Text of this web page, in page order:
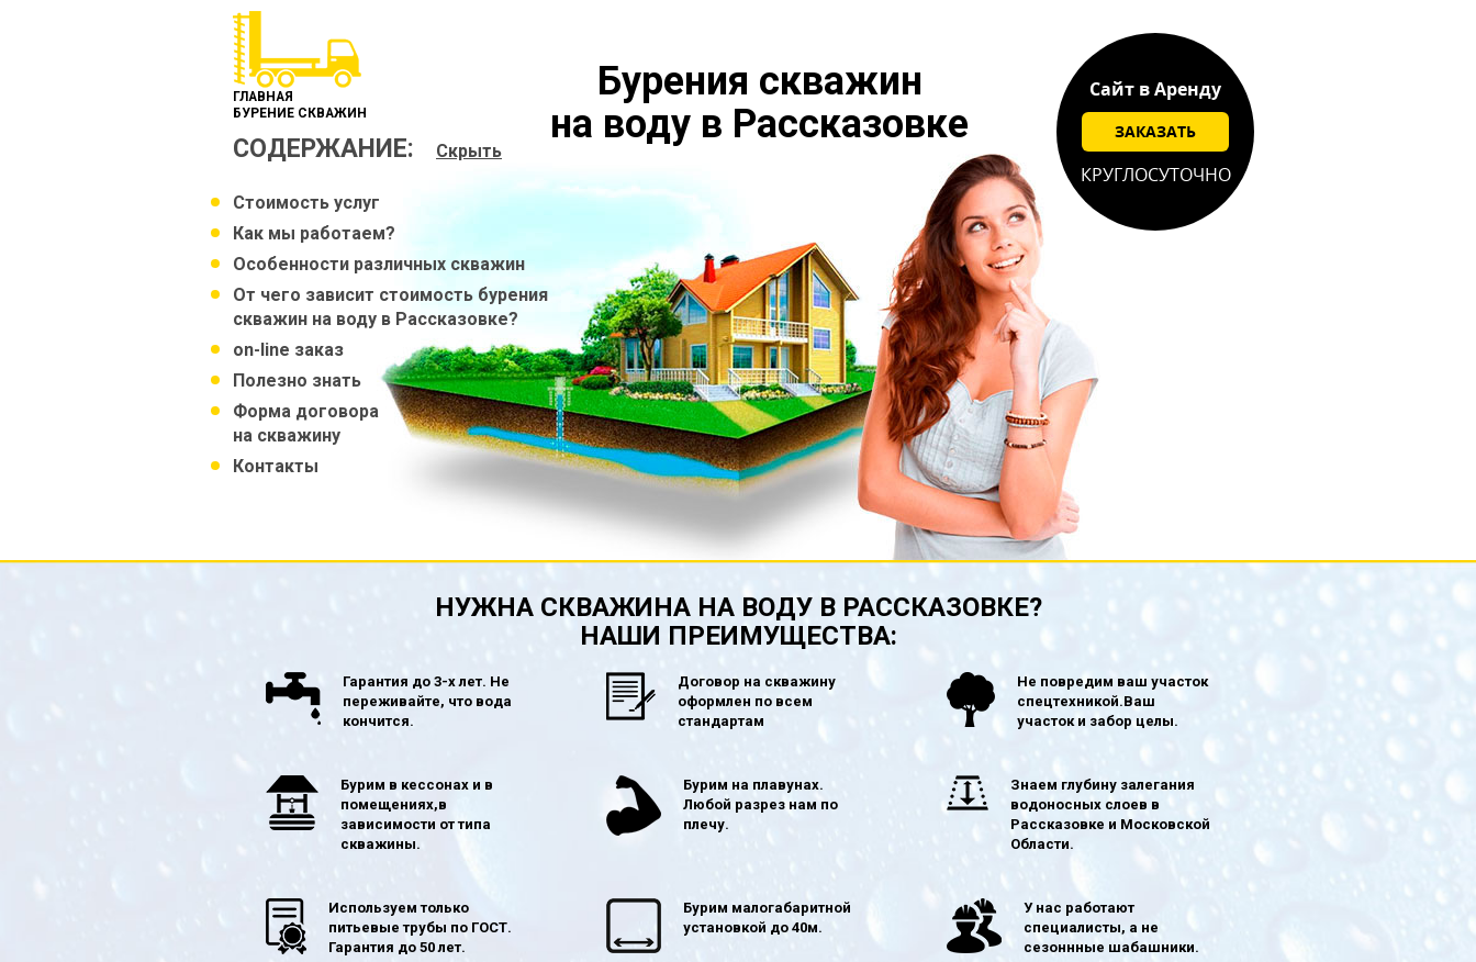
ГЛАВНАЯ
БУРЕНИЕ СКВАЖИН
Бурения скважин
на воду в Рассказовке
Сайт в Аренду
ЗАКАЗАТЬ
КРУГЛОСУТОЧНО
СОДЕРЖАНИЕ: Скрыть
Стоимость услуг
Как мы работаем?
Особенности различных скважин
От чего зависит стоимость бурения
скважин на воду в Рассказовке?
on-line заказ
Полезно знать
Форма договора
на скважину
Контакты
НУЖНА СКВАЖИНА НА ВОДУ В РАССКАЗОВКЕ?
НАШИ ПРЕИМУЩЕСТВА:
Гарантия до 3-х лет. Не
переживайте, что вода
кончится.
Договор на скважину
оформлен по всем
стандартам
Не повредим ваш участок
спецтехникой.Ваш
участок и забор целы.
Бурим в кессонах и в
помещениях,в
зависимости от типа
скважины.
Бурим на плавунах.
Любой разрез нам по
плечу.
Знаем глубину залегания
водоносных слоев в
Рассказовке и Московской
Области.
Используем только
питьевые трубы по ГОСТ.
Гарантия до 50 лет.
Бурим малогабаритной
установкой до 40м.
У нас работают
специалисты, а не
сезоннные шабашники.